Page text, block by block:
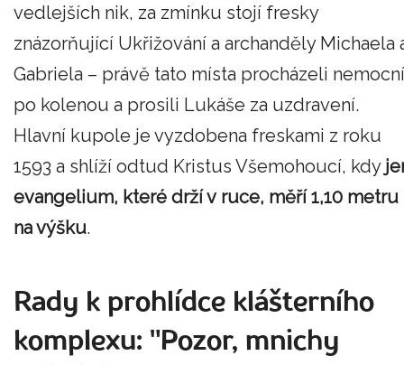
vedlejších nik, za zmínku stojí fresky
znázorňující Ukřižování a archanděly Michaela
Gabriela – právě tato místa procházeli nemocní
po kolenou a prosili Lukáše za uzdravení.
Hlavní kupole je vyzdobena freskami z roku
1593 a shlíží odtud Kristus Všemohoucí, kdy
evangelium, které drží v ruce, měří 1,10 metru
na výšku.
Rady k prohlídce klášterního
komplexu: "Pozor, mnichy